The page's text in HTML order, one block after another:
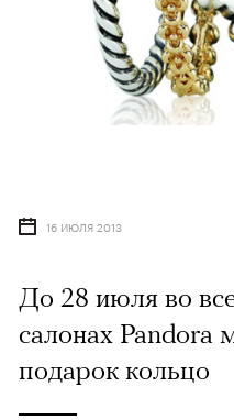
16 ИЮЛЯ 2013
До 28 июля во
салонах Pandora
подарок кольцо